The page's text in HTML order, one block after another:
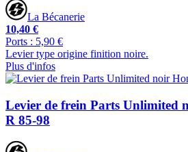
La Bécanerie
10,40 €
Ports : 5,90 €
Levier type origine finition noire.
Plus d'infos
Levier de frein Parts Unlimited
R 85-98